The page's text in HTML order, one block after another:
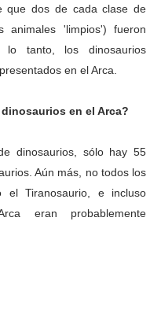
que dos de cada clase de
animales 'limpios') fueron
tanto, los dinosaurios
en el Arca.
en el Arca?
dinosaurios, sólo hay 55
Aún más, no todos los
el Tiranosaurio, e incluso
eran probablemente